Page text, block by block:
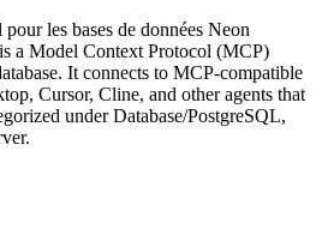
les bases de données Neon
a Model Context Protocol (MCP)
It connects to MCP-compatible
Cursor, Cline, and other agents that
under Database/PostgreSQL,